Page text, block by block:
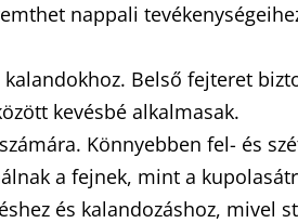
nappali
Belső fejteret
kevésbé alkalmasak.
Könnyebben fel- és
a fejnek, mint a
és kalandozáshoz, mivel